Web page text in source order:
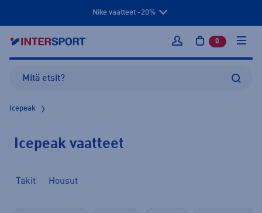
Nike vaatteet -20%
Kirjaudu sisään
0 tuotetta
Icepeak
Icepeak vaatteet
Takit Housut